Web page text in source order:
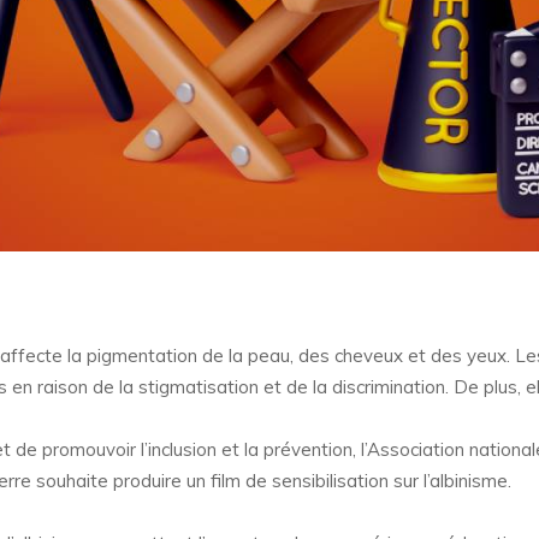
la pigmentation de la peau, des cheveux et des yeux.
raison de la stigmatisation et de la discrimination. De plus,
promouvoir l’inclusion et la prévention, l’Association
souhaite produire un film de sensibilisation sur l’albinisme.